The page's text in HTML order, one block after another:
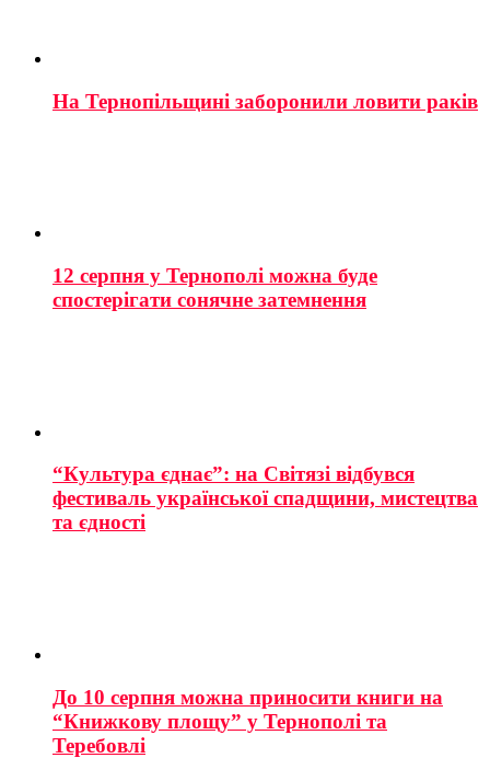
На Тернопільщині заборонили ловити раків
12 серпня у Тернополі можна буде
спостерігати сонячне затемнення
“Культура єднає”: на Світязі відбувся
фестиваль української спадщини, мистецтва
та єдності
До 10 серпня можна приносити книги на
“Книжкову площу” у Тернополі та
Теребовлі